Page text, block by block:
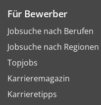
Für Bewerber
Jobsuche nach Berufen
Jobsuche nach Regionen
Topjobs
Karrieremagazin
Karrieretipps